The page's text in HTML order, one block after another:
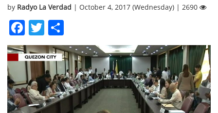
by Radyo La Verdad | October 4, 2017 (Wednesday) | 2690
Facebook
Twitter